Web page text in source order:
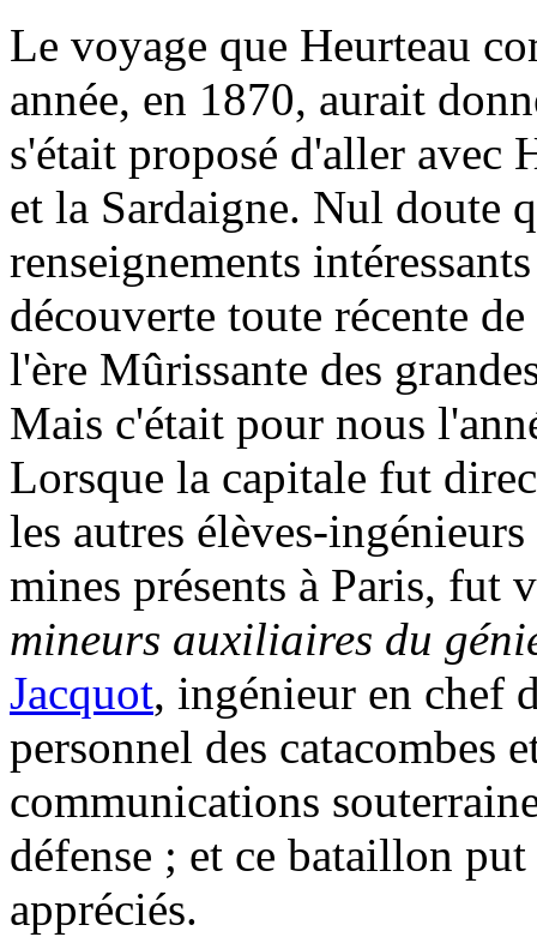
Le voyage que Heurteau
année, en 1870, aurait
s'était proposé d'aller avec
et la Sardaigne. Nul doute
renseignements
découverte toute récente
l'ère Mûrissante des
Mais c'était pour nous
Lorsque la capitale fut
les autres élèves-
mines présents à Paris, fut
mineurs auxiliaires du
Jacquot, ingénieur en chef
personnel des catacombes
communications
défense ; et ce bataillon
appréciés.